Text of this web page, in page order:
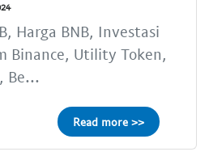
Harga BNB, Investasi
Binance, Utility Token,
Be...
Read more >>